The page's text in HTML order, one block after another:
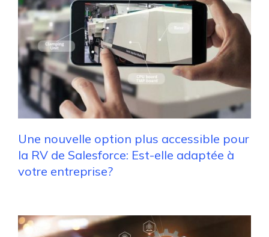
Une nouvelle option plus accessible pour
la RV de Salesforce: Est-elle adaptée à
votre entreprise?